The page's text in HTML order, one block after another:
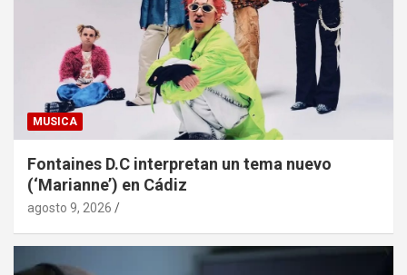
MUSICA
Fontaines D.C interpretan un tema nuevo
(‘Marianne’) en Cádiz
agosto 9, 2026